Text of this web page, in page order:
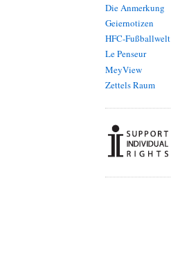
Die Anmerkung
Geiernotizen
HFC-Fußballwelt
Le Penseur
MeyView
Zettels Raum